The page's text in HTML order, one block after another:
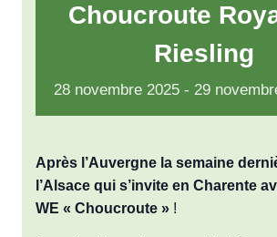
Choucroute
Riesling
28 novembre 2025 - 29
Après l’Auvergne la semaine
l’Alsace qui s’invite en Charente
WE « Choucroute » !